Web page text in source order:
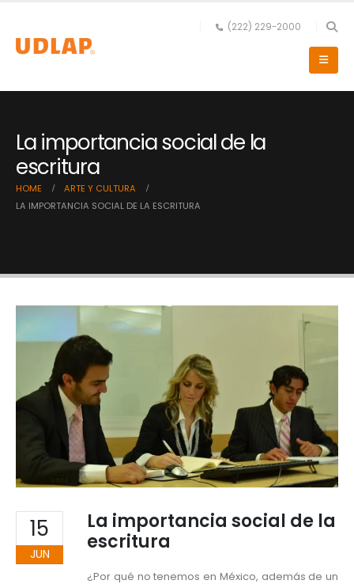
(222) 229-2000
La importancia social de la
escritura
HOME
ARTE Y CULTURA
LA IMPORTANCIA SOCIAL DE LA ESCRITURA
15
JUN
La importancia social de la
escritura
¿Por qué no tenemos en México, además de un